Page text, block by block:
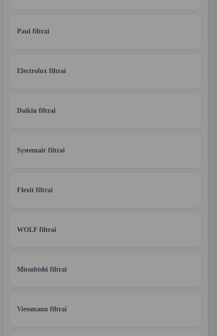
Paul filtrai
Electrolux filtrai
Daikin filtrai
Systemair filtrai
Flexit filtrai
WOLF filtrai
Mitsubishi filtrai
Viessmann filtrai